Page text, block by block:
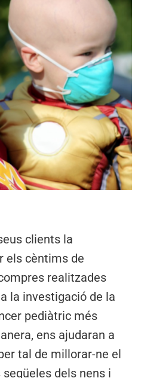
clients la
els cèntims de
realitzades
la investigació de la
pediàtric més
ens ajudaran a
tal de millorar-ne el
dels nens i